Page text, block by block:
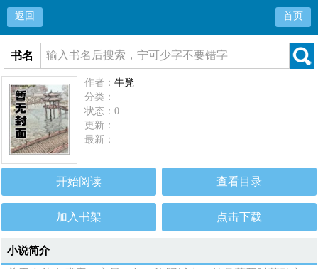
返回 首页
书名
作者：牛凳
分类：
状态：0
更新：
最新：
开始阅读 查看目录
加入书架 点击下载
小说简介